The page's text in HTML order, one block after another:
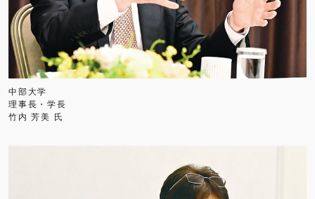
中部大学
理事長・学長
竹内 芳美 氏